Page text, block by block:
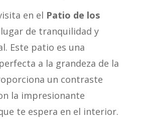
en el Patio de los
de tranquilidad y
Este patio es una
a la grandeza de la
un contraste
la impresionante
te espera en el interior.